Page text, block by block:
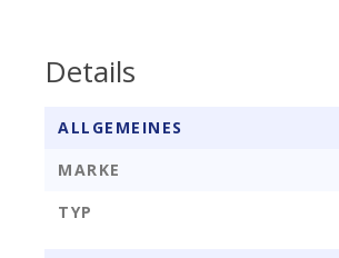
Details
ALLGEMEINES
MARKE
TYP